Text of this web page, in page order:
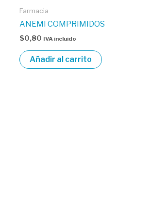
Farmacia
ANEMI COMPRIMIDOS
$0,80 IVA incluido
Añadir al carrito